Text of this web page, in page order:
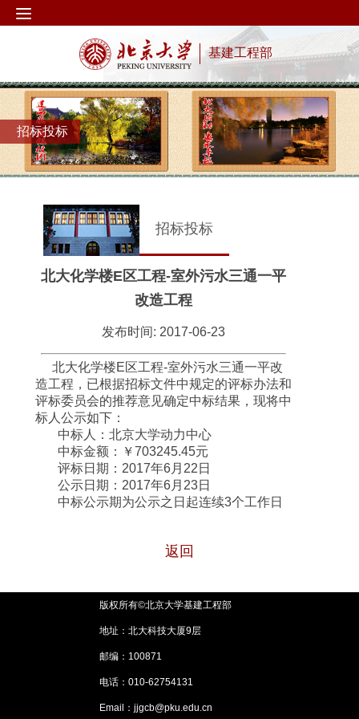
基建工程部
招标投标
招标投标
北大化学楼E区工程-室外污水三通一平
改造工程
发布时间: 2017-06-23
北大化学楼E区工程-室外污水三通一平改
造工程，已根据招标文件中规定的评标办法和
评标委员会的推荐意见确定中标结果，现将中
标人公示如下：
中标人：北京大学动力中心
中标金额：￥703245.45元
评标日期：2017年6月22日
公示日期：2017年6月23日
中标公示期为公示之日起连续3个工作日
返回
版权所有©北京大学基建工程部
地址：北大科技大厦9层
邮编：100871
电话：010-62754131
Email：jjgcb@pku.edu.cn